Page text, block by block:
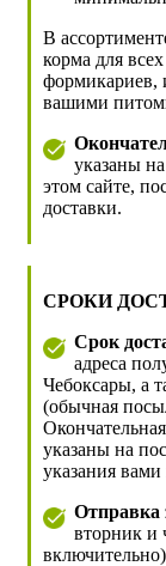
В
корма для
формикариев,
вашими
указаны
этом сайте,
доставки.
СРОКИ
Срок
адреса
Чебоксары, а
(обычная
указаны на
указания вами
Отправка
вторник и